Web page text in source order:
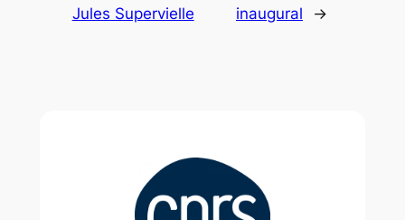
Jules Supervielle
inaugural
→